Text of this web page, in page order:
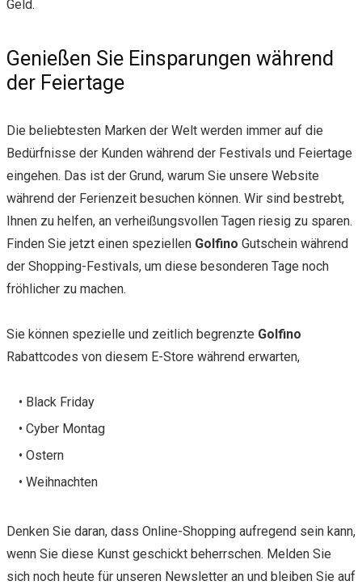
Geld.
Genießen Sie Einsparungen während
der Feiertage
Die beliebtesten Marken der Welt werden immer auf die
Bedürfnisse der Kunden während der Festivals und Feiertage
eingehen. Das ist der Grund, warum Sie unsere Website
während der Ferienzeit besuchen können. Wir sind bestrebt,
Ihnen zu helfen, an verheißungsvollen Tagen riesig zu sparen.
Finden Sie jetzt einen speziellen Golfino Gutschein während
der Shopping-Festivals, um diese besonderen Tage noch
fröhlicher zu machen.
Sie können spezielle und zeitlich begrenzte Golfino
Rabattcodes von diesem E-Store während erwarten,
• Black Friday
• Cyber Montag
• Ostern
• Weihnachten
Denken Sie daran, dass Online-Shopping aufregend sein kann,
wenn Sie diese Kunst geschickt beherrschen. Melden Sie
sich noch heute für unseren Newsletter an und bleiben Sie auf